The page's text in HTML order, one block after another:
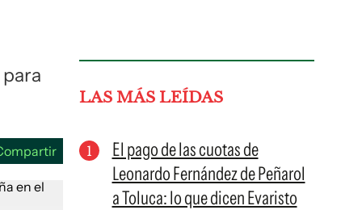
LAS MÁS LEÍDAS
El pago de las cuotas de
Leonardo Fernández de Peñarol
a Toluca: lo que dicen Evaristo